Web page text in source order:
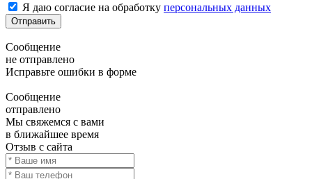
Я даю согласие на обработку персональных данных
Отправить
Сообщение
не отправлено
Исправьте ошибки в форме
Сообщение
отправлено
Мы свяжемся с вами
в ближайшее время
Отзыв с сайта